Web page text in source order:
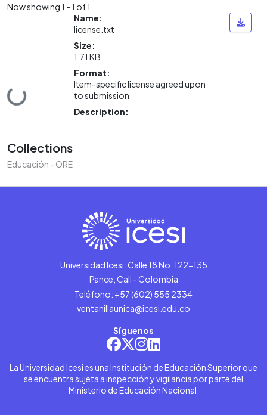
Now showing1 - 1 of 1
Loading...
Name:
license.txt
Size:
1.71 KB
Format:
Item-specific license agreed upon
to submission
Description:
Collections
Educación - ORE
Universidad Icesi: Calle 18 No. 122-135
Pance, Cali - Colombia
Teléfono: +57 (602) 555 2334
ventanillaunica@icesi.edu.co
Síguenos
La Universidad Icesi es una Institución de Educación Superior que
se encuentra sujeta a inspección y vigilancia por parte del
Ministerio de Educación Nacional.